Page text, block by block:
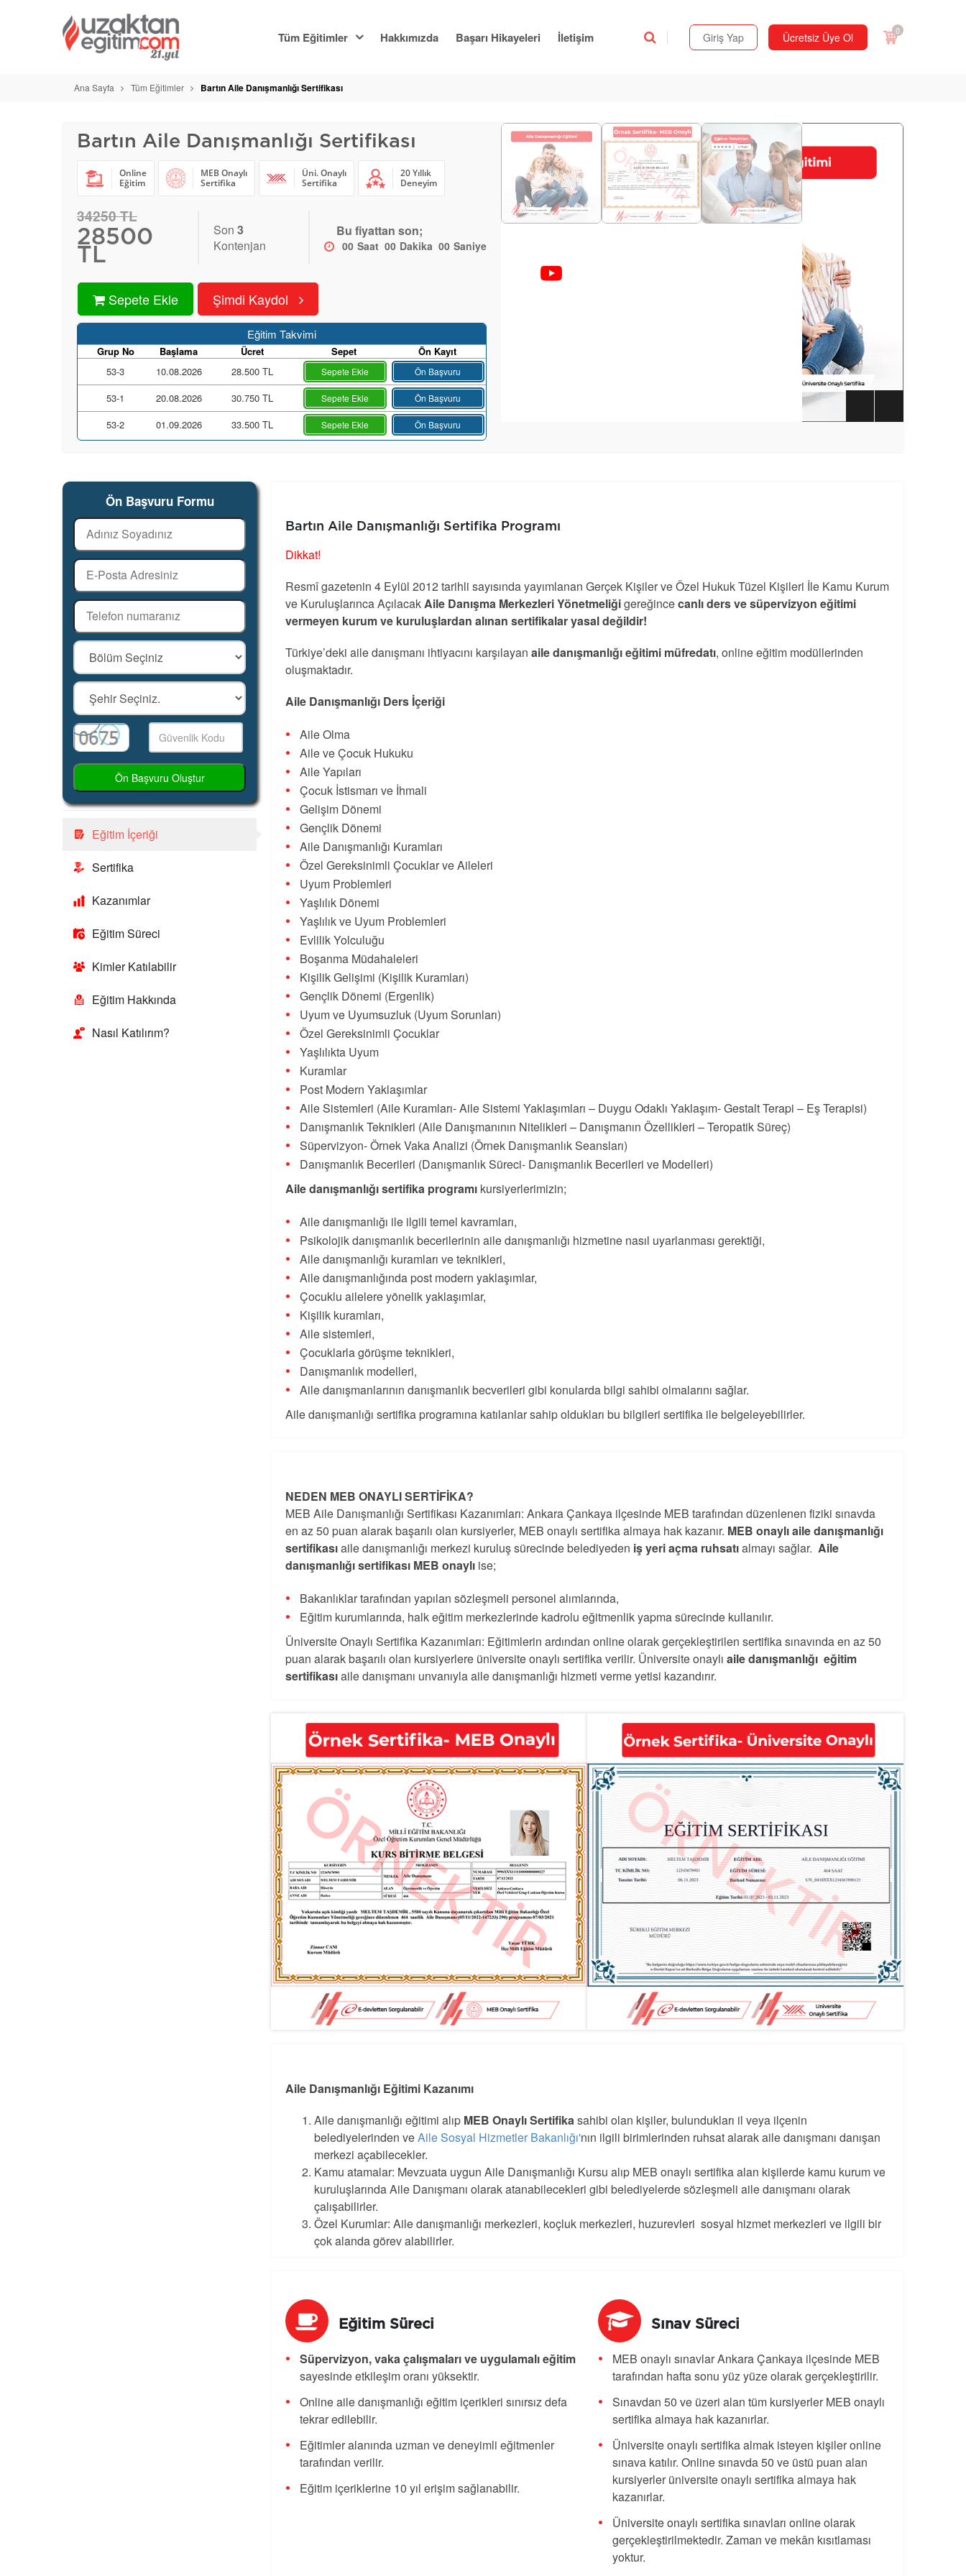
Tüm Eğitimler Hakkımızda Başarı Hikayeleri İletişim Giriş Yap Ücretsiz Üye Ol 0
Ana Sayfa Tüm Eğitimler Bartın Aile Danışmanlığı Sertifikası
Bartın Aile Danışmanlığı Sertifikası
Online
Eğitim
MEB Onaylı
Sertifika
Üni. Onaylı
Sertifika
20 Yıllık
Deneyim
34250 TL
28500
TL
Son 3
Kontenjan
Bu fiyattan son;
00 Saat 00 Dakika 00 Saniye
Sepete Ekle Şimdi Kaydol
Eğitim Takvimi
Grup No Başlama Ücret Sepet
Ön Kayıt
53-3
10.08.2026 28.500 TL Sepete Ekle Ön Başvuru
53-1 20.08.2026 30.750 TL Sepete Ekle Ön Başvuru
53-2 01.09.2026 33.500 TL Sepete Ekle Ön Başvuru
Ön Başvuru Formu
Ön Başvuru Oluştur
Eğitim İçeriği
Sertifika
Kazanımlar
Eğitim Süreci
Kimler Katılabilir
Eğitim Hakkında
Nasıl Katılırım?
Bartın Aile Danışmanlığı Sertifika Programı
Dikkat!
Resmî gazetenin 4 Eylül 2012 tarihli sayısında yayımlanan Gerçek Kişiler ve Özel Hukuk Tüzel Kişileri İle Kamu Kurum
ve Kuruluşlarınca Açılacak Aile Danışma Merkezleri Yönetmeliğigereğincecanlı ders ve süpervizyon eğitimi
vermeyen kurum ve kuruluşlardan alınan sertifikalar yasal değildir!
Türkiye’deki aile danışmanı ihtiyacını karşılayan aile danışmanlığı eğitimi müfredatı, online eğitim modüllerinden
oluşmaktadır.
Aile Danışmanlığı Ders İçeriği
Aile Olma
Aile ve Çocuk Hukuku
Aile Yapıları
Çocuk İstismarı ve İhmali
Gelişim Dönemi
Gençlik Dönemi
Aile Danışmanlığı Kuramları
Özel Gereksinimli Çocuklar ve Aileleri
Uyum Problemleri
Yaşlılık Dönemi
Yaşlılık ve Uyum Problemleri
Evlilik Yolculuğu
Boşanma Müdahaleleri
Kişilik Gelişimi (Kişilik Kuramları)
Gençlik Dönemi (Ergenlik)
Uyum ve Uyumsuzluk (Uyum Sorunları)
Özel Gereksinimli Çocuklar
Yaşlılıkta Uyum
Kuramlar
Post Modern Yaklaşımlar
Aile Sistemleri (Aile Kuramları- Aile Sistemi Yaklaşımları – Duygu Odaklı Yaklaşım- Gestalt Terapi – Eş Terapisi)
Danışmanlık Teknikleri (Aile Danışmanının Nitelikleri – Danışmanın Özellikleri – Teropatik Süreç)
Süpervizyon- Örnek Vaka Analizi (Örnek Danışmanlık Seansları)
Danışmanlık Becerileri (Danışmanlık Süreci- Danışmanlık Becerileri ve Modelleri)
Aile danışmanlığı sertifika programı kursiyerlerimizin;
Aile danışmanlığı ile ilgili temel kavramları,
Psikolojik danışmanlık becerilerinin aile danışmanlığı hizmetine nasıl uyarlanması gerektiği,
Aile danışmanlığı kuramları ve teknikleri,
Aile danışmanlığında post modern yaklaşımlar,
Çocuklu ailelere yönelik yaklaşımlar,
Kişilik kuramları,
Aile sistemleri,
Çocuklarla görüşme teknikleri,
Danışmanlık modelleri,
Aile danışmanlarının danışmanlık becverileri gibi konularda bilgi sahibi olmalarını sağlar.
Aile danışmanlığı sertifika programına katılanlar sahip oldukları bu bilgileri sertifika ile belgeleyebilirler.
NEDEN MEB ONAYLI SERTİFİKA?
MEB Aile Danışmanlığı Sertifikası Kazanımları: Ankara Çankaya ilçesinde MEB tarafından düzenlenen fiziki sınavda
en az 50 puan alarak başarılı olan kursiyerler, MEB onaylı sertifika almaya hak kazanır. MEB onaylı aile danışmanlığı
sertifikasıaile danışmanlığı merkezi kuruluş sürecinde belediyeden iş yeri açma ruhsatıalmayı sağlar. Aile
danışmanlığı sertifikası MEB onaylı ise;
Bakanlıklar tarafından yapılan sözleşmeli personel alımlarında,
Eğitim kurumlarında, halk eğitim merkezlerinde kadrolu eğitmenlik yapma sürecinde kullanılır.
Üniversite Onaylı Sertifika Kazanımları: Eğitimlerin ardından online olarak gerçekleştirilen sertifika sınavında en az 50
puan alarak başarılı olan kursiyerlere üniversite onaylı sertifika verilir. Üniversite onaylı aile danışmanlığı eğitim
sertifikasıaile danışmanı unvanıyla aile danışmanlığı hizmeti verme yetisi kazandırır.
Aile Danışmanlığı Eğitimi Kazanımı
Aile danışmanlığı eğitimi alıp MEB Onaylı Sertifika sahibi olan kişiler, bulundukları il veya ilçenin
belediyelerinden veAile Sosyal Hizmetler Bakanlığı'nın ilgili birimlerinden ruhsat alarak aile danışmanı danışan
merkezi açabilecekler.
Kamu atamalar: Mevzuata uygun Aile Danışmanlığı Kursu alıp MEB onaylı sertifika alan kişilerde kamu kurum ve
kuruluşlarında Aile Danışmanı olarak atanabilecekleri gibi belediyelerde sözleşmeli aile danışmanı olarak
çalışabilirler.
Özel Kurumlar: Aile danışmanlığı merkezleri, koçluk merkezleri, huzurevleri sosyal hizmet merkezleri ve ilgili bir
çok alanda görev alabilirler.
Eğitim Süreci
Süpervizyon, vaka çalışmaları ve uygulamalı eğitim
sayesinde etkileşim oranı yüksektir.
Online aile danışmanlığı eğitim içerikleri sınırsız defa
tekrar edilebilir.
Eğitimler alanında uzman ve deneyimli eğitmenler
tarafından verilir.
Eğitim içeriklerine 10 yıl erişim sağlanabilir.
Sınav Süreci
MEB onaylı sınavlar Ankara Çankaya ilçesinde MEB
tarafından hafta sonu yüz yüze olarak gerçekleştirilir.
Sınavdan 50 ve üzeri alan tüm kursiyerler MEB onaylı
sertifika almaya hak kazanırlar.
Üniversite onaylı sertifika almak isteyen kişiler online
sınava katılır. Online sınavda 50 ve üstü puan alan
kursiyerler üniversite onaylı sertifika almaya hak
kazanırlar.
Üniversite onaylı sertifika sınavları online olarak
gerçekleştirilmektedir. Zaman ve mekân kısıtlaması
yoktur.